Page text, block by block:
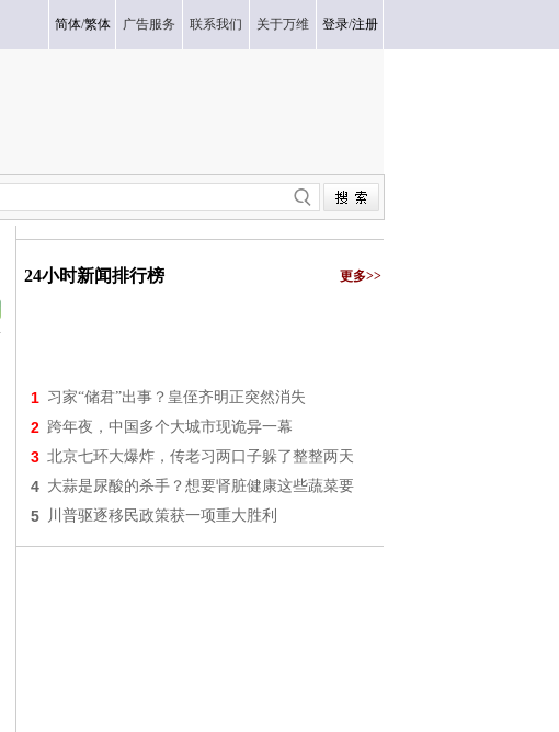
简体/繁体 广告服务 联系我们 关于万维 登录/注册
24小时新闻排行榜 更多>>
1 习家“储君”出事？皇侄齐明正突然消失
2 跨年夜，中国多个大城市现诡异一幕
3 北京七环大爆炸，传老习两口子躲了整整两天
4 大蒜是尿酸的杀手？想要肾脏健康这些蔬菜要
5 川普驱逐移民政策获一项重大胜利